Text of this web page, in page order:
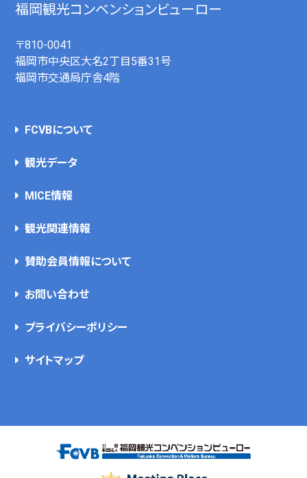
福岡観光コンベンションビューロー
〒810-0041
福岡市中央区大名2丁目5番31号
福岡市交通局庁舎4階
FCVBについて
観光データ
MICE情報
観光関連情報
賛助会員情報について
お問い合わせ
プライバシーポリシー
サイトマップ